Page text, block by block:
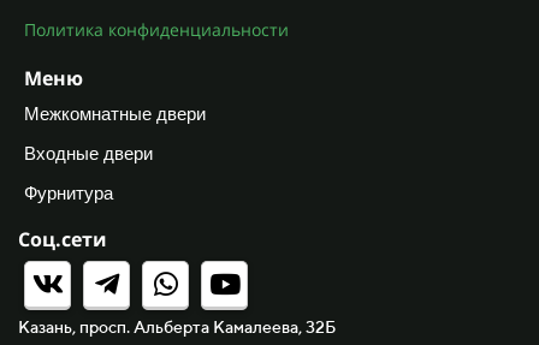
Политика конфиденциальности
Меню
Межкомнатные двери
Входные двери
Фурнитура
Соц.сети
Казань, просп. Альберта Камалеева, 32Б